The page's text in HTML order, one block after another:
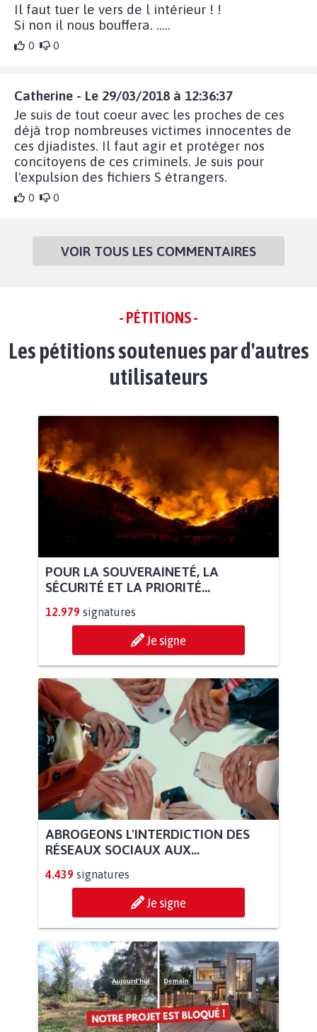
Il faut tuer le vers de l intérieur ! !
Si non il nous bouffera. .....
0 0
Catherine - Le 29/03/2018 à 12:36:37
Je suis de tout coeur avec les proches de ces
déjà trop nombreuses victimes innocentes de
ces djiadistes. Il faut agir et protéger nos
concitoyens de ces criminels. Je suis pour
l'expulsion des fichiers S étrangers.
0 0
VOIR TOUS LES COMMENTAIRES
- PÉTITIONS -
Les pétitions soutenues par d'autres
utilisateurs
POUR LA SOUVERAINETÉ, LA
SÉCURITÉ ET LA PRIORITÉ...
12.979 signatures
Je signe
ABROGEONS L'INTERDICTION DES
RÉSEAUX SOCIAUX AUX...
4.439 signatures
Je signe